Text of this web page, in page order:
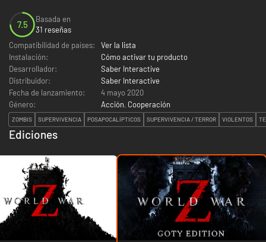
7.5
Basada en
31 reseñas
Compatibilidad de países:
Ver la lista
Instalación:
Cómo activar tu producto
Desarrollador:
Saber Interactive
Distribuidor:
Saber Interactive
Fecha de lanzamiento:
4 mayo 2020
Género:
Acción, Cooperación
ZOMBIS SUPERVIVENCIA POSAPOCALÍPTICOS SUPERVIVENCIA / TERROR VIOLENTOS
Ediciones